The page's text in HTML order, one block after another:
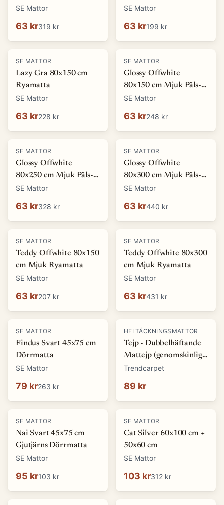
Mjuk Ryamatta
SE Mattor
63 kr319 kr
Ryamatta
SE Mattor
63 kr199 kr
-72 %
SE MATTOR
Lazy Grå 80x150 cm
Ryamatta
SE Mattor
63 kr228 kr
-75%
SE MATTOR
Glossy Offwhite
80x150 cm Mjuk Päls-
look Matta
SE Mattor
63 kr248 kr
-81 %
SE MATTOR
Glossy Offwhite
80x250 cm Mjuk Päls-
look Matta
SE Mattor
63 kr328 kr
-86%
SE MATTOR
Glossy Offwhite
80x300 cm Mjuk Päls-
look Matta
SE Mattor
63 kr440 kr
-69%
SE MATTOR
Teddy Offwhite 80x150
cm Mjuk Ryamatta
SE Mattor
63 kr207 kr
-85%
SE MATTOR
Teddy Offwhite 80x300
cm Mjuk Ryamatta
SE Mattor
63 kr431 kr
-70%
SE MATTOR
Findus Svart 45x75 cm
Dörrmatta
SE Mattor
79 kr263 kr
HELTÄCKNINGSMATTOR
Tejp - Dubbelhäftande
Mattejp (genomskinlig)
(Storlek: 5 x 1500 cm)
Trendcarpet
89 kr
-8%
SE MATTOR
Nai Svart 45x75 cm
Gjutjärns Dörrmatta
SE Mattor
95 kr103 kr
-67%
SE MATTOR
Cat Silver 60x100 cm +
50x60 cm
SE Mattor
103 kr312 kr